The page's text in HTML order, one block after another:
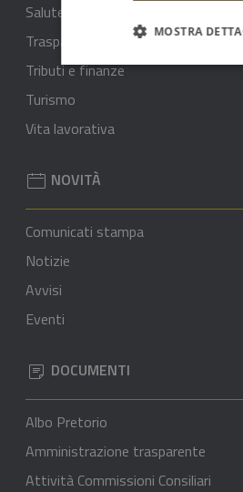
Salute benessere e assistenza
Trasparenza rifiuti - ARERA
Tributi e finanze
Turismo
Vita lavorativa
NOVITÀ
Comunicati stampa
Notizie
Avvisi
Eventi
DOCUMENTI
Albo Pretorio
Amministrazione trasparente
Attività Commissioni Consiliari
MOSTRA